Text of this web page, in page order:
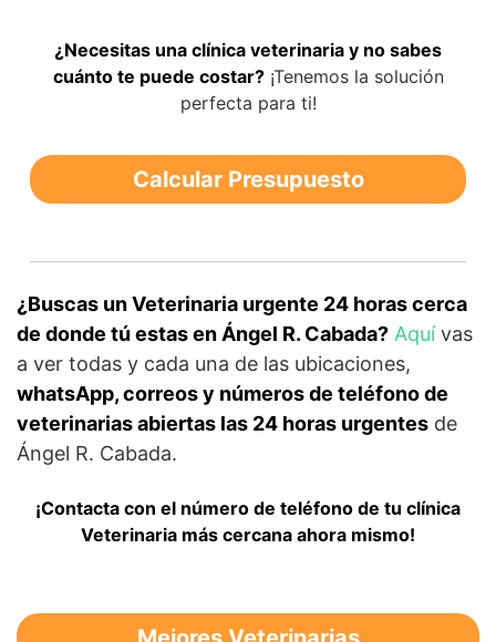
¿Necesitas una clínica veterinaria y no sabes
cuánto te puede costar?¡Tenemos la solución
perfecta para ti!
Calcular Presupuesto
¿Buscas un Veterinaria urgente 24 horas cerca
de donde tú estas en Ángel R. Cabada? Aquívas
a ver todas y cada una de las ubicaciones,
whatsApp, correos y números de teléfono de
veterinarias abiertas las 24 horas urgentes de
Ángel R. Cabada.
¡Contacta con el número de teléfono de tu clínica
Veterinaria más cercana ahora mismo!